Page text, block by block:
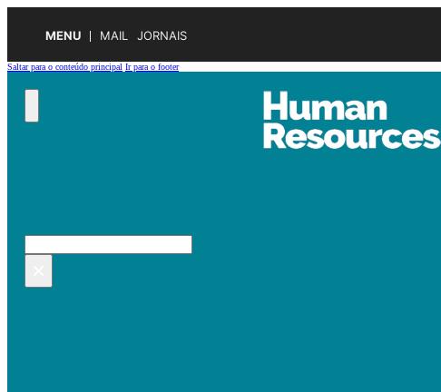
MENU MAIL JORNAIS
Saltar para o conteúdo principal Ir para o footer
Pesquisar